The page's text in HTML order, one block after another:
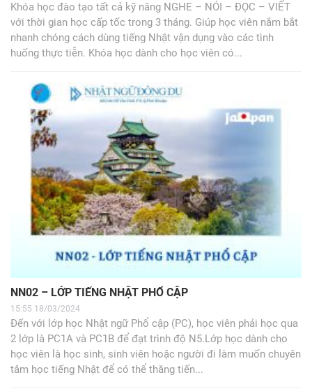
Khóa học đào tạo tất cả kỹ năng NGHE – NÓI – ĐỌC – VIẾT
với thời gian học cấp tốc trong 3 tháng. Giúp học viên nắm bắt
nhanh chóng cách dùng tiếng Nhật vận dụng vào các tình
huống thực tiễn. Khóa học dành cho học viên có...
NN02 – LỚP TIẾNG NHẬT PHỔ CẬP
15:55 18/03/2024
Đến với lớp học Nhật ngữ Phổ cập (PC), học viên phải học qua
2 lớp là PC1A và PC1B để đạt trình độ N5.Lớp học dành cho
học viên là học sinh, sinh viên hoặc người đi làm muốn chuyên
tâm học tiếng Nhật để có thể thăng tiến...